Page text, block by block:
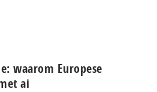
waarom Europese
ai